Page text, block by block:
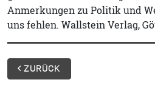
Anmerkungen zu Politik und
uns fehlen. Wallstein Verlag,
ZURÜCK